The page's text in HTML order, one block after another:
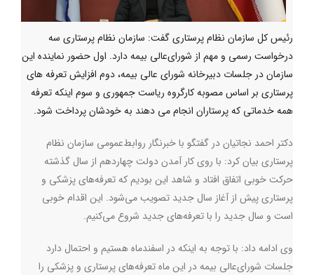
رئیس کل سازمان نظام پرستاری گفت: سازمان نظام پرستاری سه
درخواست رسمی و مهم از شورای‌عالی بیمه دارد. اول حضور نماینده این
سازمان در جلسات دبیرخانه شورای عالی بیمه، دوم افزایش تعرفه های
پرستاری بر اساس مصوبه کارگروه ریاست جمهوری و سوم اینکه تعرفه
همه خدماتی که پرستاران انجام می دهند به خودشان پرداخت شود.
دکتر احمد نجاتیان در گفتگو با خبرنگار روابط‌عمومی سازمان نظام
پرستاری بیان کرد: با روی کار آمدن دولت چهاردهم از سال گذشته
حرکت خوبی اتفاق افتاد و شاهد این بودیم که تعرفه‌های پزشکی و
پرستاری پیش از آغاز سال جدید تصویب می‌شود. این اقدام خوبی
است و سال جدید را با تعرفه‌های جدید شروع می‌کنیم.
وی ادامه داد: با توجه به اینکه در اسفندماه هستیم و احتمال دارد
جلسات شورای‌عالی بیمه در این ماه تعرفه‌های پرستاری و پزشکی را